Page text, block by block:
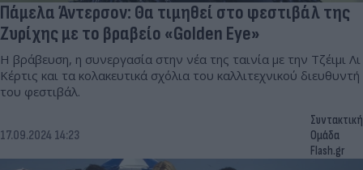
Πάμελα Άντερσον: Θα τιμηθεί στο φεστιβάλ της
Ζυρίχης με το βραβείο «Golden Eye»
Η βράβευση, η συνεργασία στην νέα της ταινία με την Τζέιμι Λι
Κέρτις και τα κολακευτικά σχόλια του καλλιτεχνικού διευθυντή
του φεστιβάλ.
17.09.2024 14:23
Συντακτική
Ομάδα
Flash.gr